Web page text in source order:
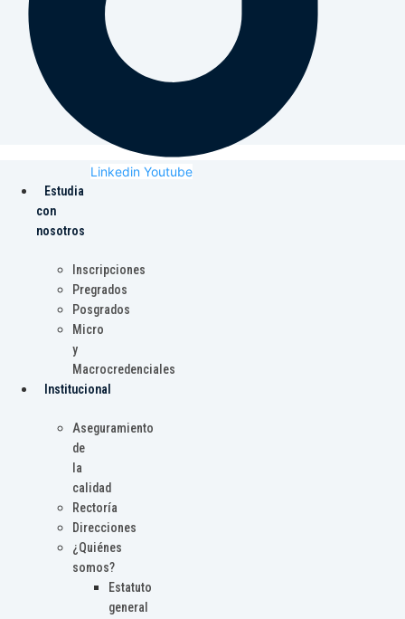
Linkedin Youtube
Estudia
con
nosotros
Inscripciones
Pregrados
Posgrados
Micro
y
Macrocredenciales
Institucional
Aseguramiento
de
la
calidad
Rectoría
Direcciones
¿Quiénes
somos?
Estatuto
general